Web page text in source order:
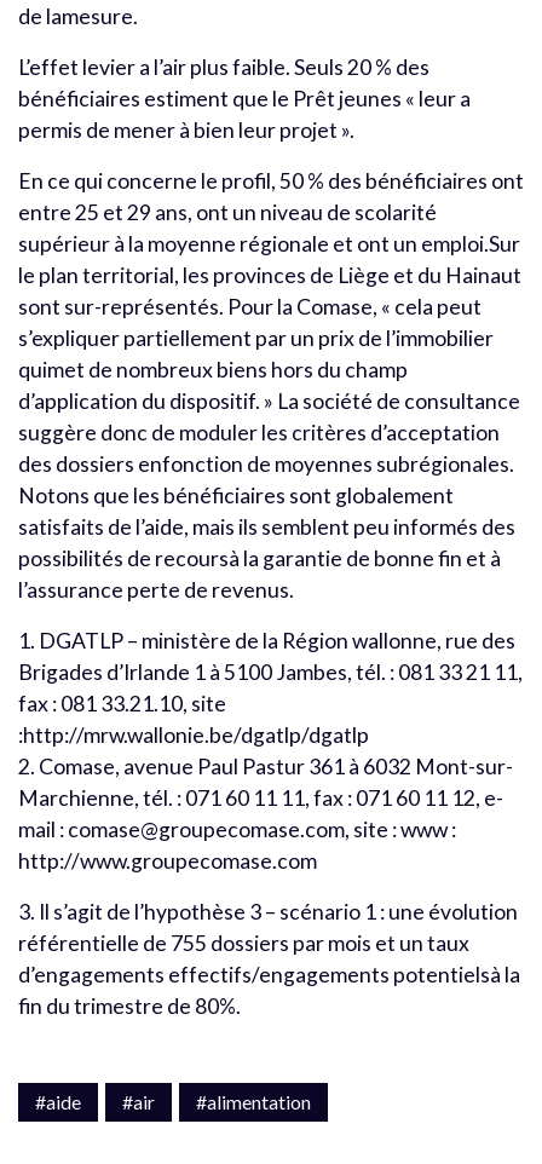
de lamesure.
L’effet levier a l’air plus faible. Seuls 20 % des
bénéficiaires estiment que le Prêt jeunes « leur a
permis de mener à bien leur projet ».
En ce qui concerne le profil, 50 % des bénéficiaires ont
entre 25 et 29 ans, ont un niveau de scolarité
supérieur à la moyenne régionale et ont un emploi.Sur
le plan territorial, les provinces de Liège et du Hainaut
sont sur-représentés. Pour la Comase, « cela peut
s’expliquer partiellement par un prix de l’immobilier
quimet de nombreux biens hors du champ
d’application du dispositif. » La société de consultance
suggère donc de moduler les critères d’acceptation
des dossiers enfonction de moyennes subrégionales.
Notons que les bénéficiaires sont globalement
satisfaits de l’aide, mais ils semblent peu informés des
possibilités de recoursà la garantie de bonne fin et à
l’assurance perte de revenus.
1. DGATLP – ministère de la Région wallonne, rue des
Brigades d’Irlande 1 à 5100 Jambes, tél. : 081 33 21 11,
fax : 081 33.21.10, site
:http://mrw.wallonie.be/dgatlp/dgatlp
2. Comase, avenue Paul Pastur 361 à 6032 Mont-sur-
Marchienne, tél. : 071 60 11 11, fax : 071 60 11 12, e-
mail : comase@groupecomase.com, site : www :
http://www.groupecomase.com
3. Il s’agit de l’hypothèse 3 – scénario 1 : une évolution
référentielle de 755 dossiers par mois et un taux
d’engagements effectifs/engagements potentielsà la
fin du trimestre de 80%.
#aide #air #alimentation